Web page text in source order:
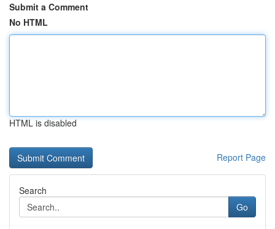
Submit a Comment
No HTML
HTML is disabled
Report Page
Search
Go